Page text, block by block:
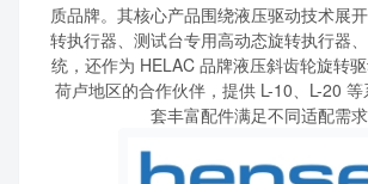
质品牌。其核心产品围绕液压驱动技术展
转执行器、测试台专用高动态旋转执行器
统，还作为 HELAC 品牌液压斜齿轮旋转
荷卢地区的合作伙伴，提供 L-10、L-20
套丰富配件满足不同适配需求